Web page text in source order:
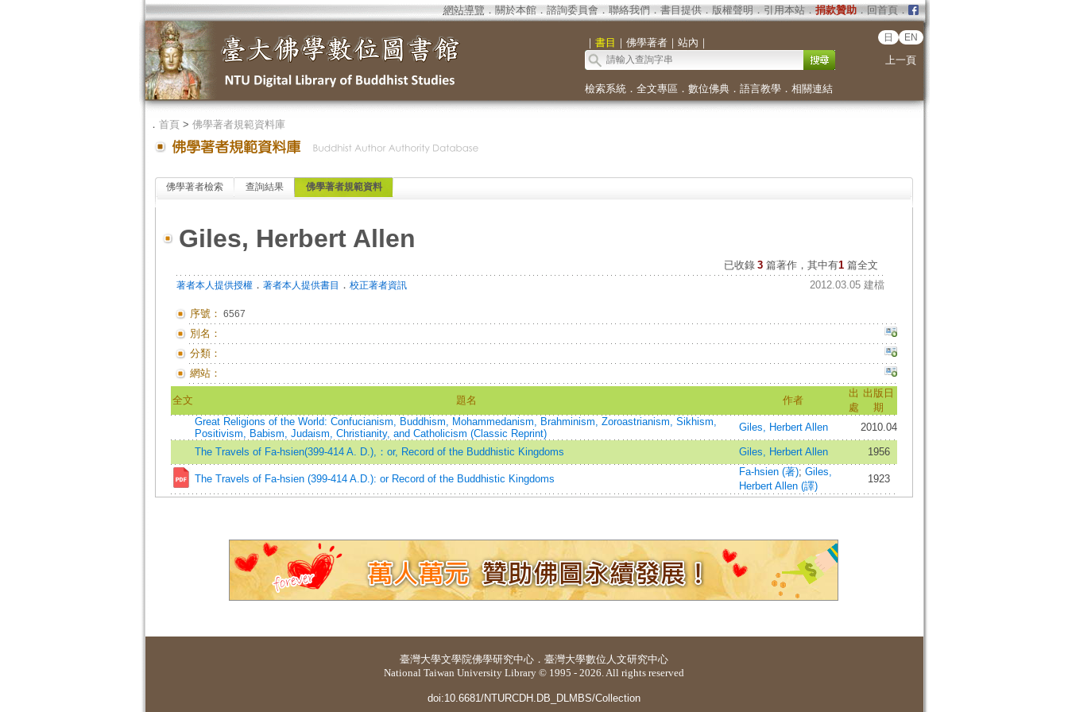
網站導覽 ． 關於本館． 諮詢委員會． 聯絡我們 ． 書目提供． 版權聲明 ． 引用本站． 捐款贊助．回首頁．
｜ 書目 ｜ 佛學著者｜ 站內 ｜ 日 EN
上一頁
檢索系統． 全文專區 ． 數位佛典． 語言教學． 相關連結
． 首頁> 佛學著者規範資料庫
佛學著者檢索 查詢結果 佛學著者規範資料
Giles, Herbert Allen
已收錄 3 篇著作，其中有1篇全文
著者本人提供授權． 著者本人提供書目 ． 校正著者資訊 2012.03.05 建檔
序號： 6567
別名：
分類：
網站：
全文 題名 作者
出
處
出版日
期
Great Religions of the World: Confucianism, Buddhism, Mohammedanism, Brahminism, Zoroastrianism, Sikhism,
Positivism, Babism, Judaism, Christianity, and Catholicism (Classic Reprint)
Giles, Herbert Allen 2010.04
The Travels of Fa-hsien(399-414 A. D.),：or, Record of the Buddhistic Kingdoms Giles, Herbert Allen 1956
The Travels of Fa-hsien (399-414 A.D.): or Record of the Buddhistic Kingdoms
Fa-hsien (著); Giles,
Herbert Allen (譯)
1923
臺灣大學文學院佛學研究中心 ． 臺灣大學數位人文研究中心
National Taiwan University Library © 1995 - 2026. All rights reserved
doi:10.6681/NTURCDH.DB_DLMBS/Collection